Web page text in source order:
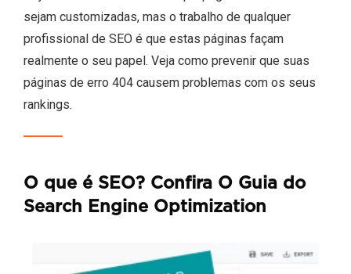
sejam customizadas, mas o trabalho de qualquer
profissional de SEO é que estas páginas façam
realmente o seu papel. Veja como prevenir que suas
páginas de erro 404 causem problemas com os seus
rankings.
O que é SEO? Confira O Guia do
Search Engine Optimization